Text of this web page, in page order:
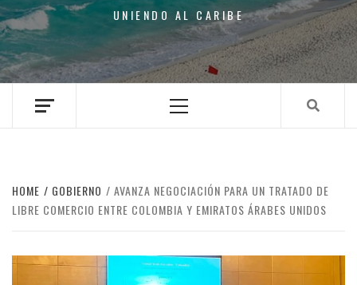
UNIENDO AL CARIBE
Menu
HOME GOBIERNO
AVANZA NEGOCIACIÓN PARA UN TRATADO DE
LIBRE COMERCIO ENTRE COLOMBIA Y EMIRATOS ÁRABES UNIDOS